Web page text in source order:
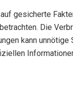
gesicherte
Die
kann unnötige